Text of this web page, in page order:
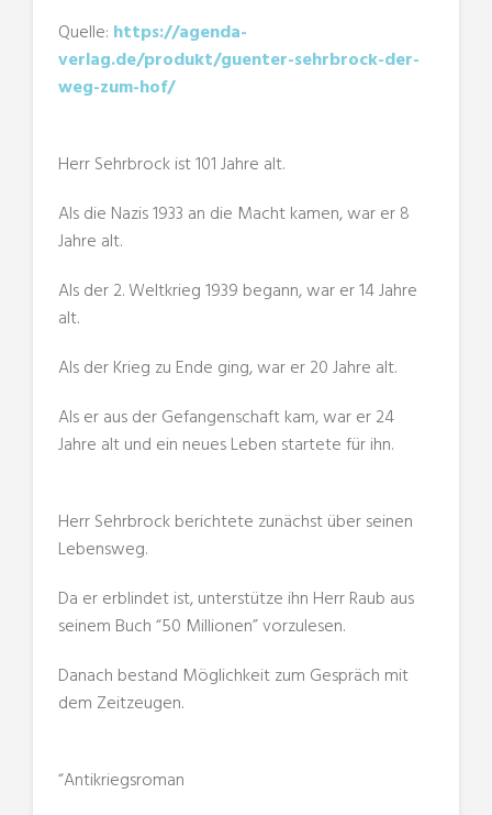
Quelle: https://agenda-
verlag.de/produkt/guenter-sehrbrock-der-
weg-zum-hof/
Herr Sehrbrock ist 101 Jahre alt.
Als die Nazis 1933 an die Macht kamen, war er 8
Jahre alt.
Als der 2. Weltkrieg 1939 begann, war er 14 Jahre
alt.
Als der Krieg zu Ende ging, war er 20 Jahre alt.
Als er aus der Gefangenschaft kam, war er 24
Jahre alt und ein neues Leben startete für ihn.
Herr Sehrbrock berichtete zunächst über seinen
Lebensweg.
Da er erblindet ist, unterstütze ihn Herr Raub aus
seinem Buch “50 Millionen” vorzulesen.
Danach bestand Möglichkeit zum Gespräch mit
dem Zeitzeugen.
“Antikriegsroman